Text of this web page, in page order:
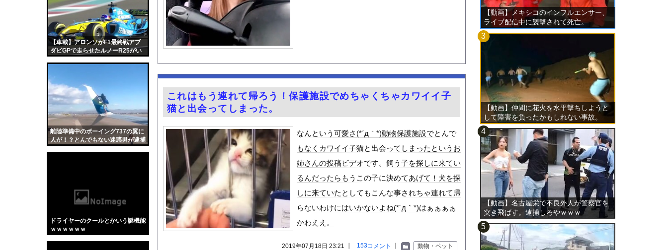
【車載】アロンソがF1最終戦アブ
ダビGPで走らせたルノーR25がい
離陸準備中のボーイング737の翼に
人が！？とんでもない迷惑男が逮捕
ドライヤーのクールとかいう謎機能
ｗｗｗｗｗｗ
日本旅行キャンセルすべきか…1万年ぶり史上最大級の火山の兆し＝韓国の反応
うちのネコが目の前にいた。私が上に物を投げるフリをする → 猫はこうなります…
【驚愕】SNSで異性とやりとり《不倫》になる？→既婚男女の約7割がまさかの『こう』回...
【動画】韓国アイドルさん、エロさが限界点を超えてしまう
一般人を遥かに超えた最高のIcupを持つ超一般人がAVデビュー！！
熊本地震で居酒屋から温泉が湧き出るｗｗｗｗｗ
【昆虫食】食用コオロギビジネスで破産したグリラス社長 みんなにコオロギ食を広める為に...
二郎ってニンニク要らんよな
【朗報】マツダ、新型CX-5が売れて黒字転換！！
畑下由佳アナ ニットの胸元がくっきり！！
積水ハウス「地面師に55億円騙し取られた…」 ワイ「はえーかわいそう…会社滅茶苦茶や...
『Re：ゼロから始める異世界生活』60話感想 氷上のバトル！レグルスの権能とは！
【画像】キス釣りするんや
【Xの車窓から】オービスかと思ったら野生の炊飯器で草 ほか
【ポロリ悲話】ネットで拡散してるおっぱいポロリ動画、何故か叩かれる・・・
【衝撃】「かわいい虫」ランキング、ついに発表される
これはもう連れて帰ろう！保護施設でめちゃくちゃカワイイ子
猫と出会ってしまった。
なんという可愛さ(*´д｀*)動物保護施設でとんで
もなくカワイイ子猫と出会ってしまったというお
姉さんの投稿ビデオです。飼う子を探しに来てい
るんだったらもうこの子に決めてあげて！犬を探
しに来ていたとしてもこんな事されちゃ連れて帰
らないわけにはいかないよね(*´д｀*)はぁぁぁぁ
かわええ。
動物・ペット
153コメント
2019年07月18日 23:21 ┃
【動画】メキシコのインフルエンサー、
ライブ配信中に襲撃されて死亡。
【動画】仲間に花火を水平撃ちしようと
して障害を負ったかもしれない事故。
【動画】名古屋栄で不良外人が警察官を
突き飛ばす。逮捕しろやｗｗｗ